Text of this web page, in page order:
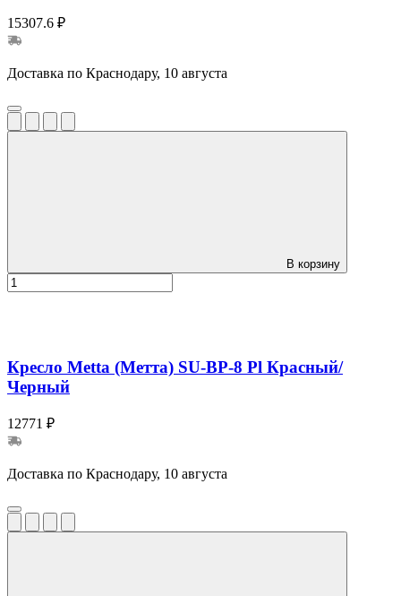
15307.6 ₽
Доставка по Краснодару, 10 августа
В корзину
Кресло Metta (Метта) SU-BP-8 Pl Красный/
Черный
12771 ₽
Доставка по Краснодару, 10 августа